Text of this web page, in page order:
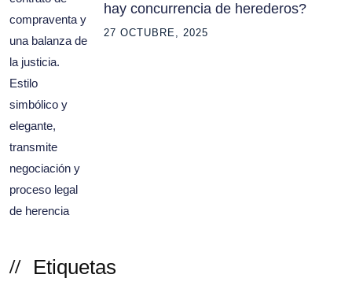
hay concurrencia de herederos?
27 OCTUBRE, 2025
Etiquetas